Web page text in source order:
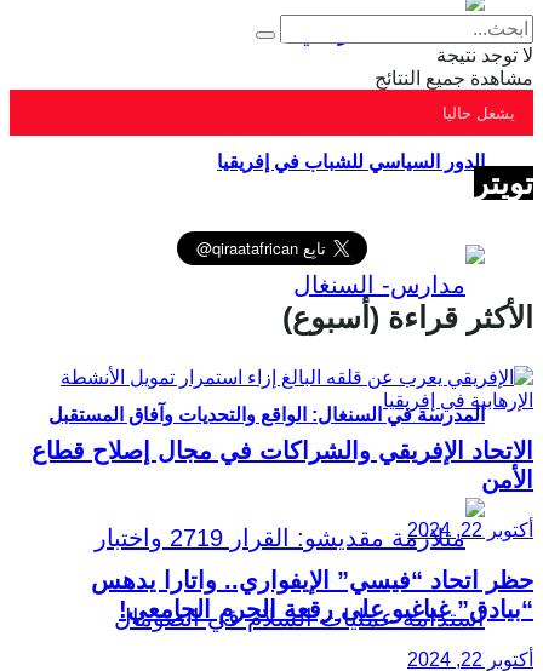
الدور السياسي للشباب في إفريقيا
المدرسة في السنغال: الواقع والتحديات وآفاق المستقبل
لا توجد نتيجة
مشاهدة جميع النتائج
يشغل حاليا
تويتر
الأكثر قراءة (أسبوع)
الاتحاد الإفريقي والشراكات في مجال إصلاح قطاع
الأمن
أكتوبر 22, 2024
حظر اتحاد “فيسي” الإيفواري.. واتارا يدهس
“بيادق” غباغبو على رقعة الحرم الجامعي!
أكتوبر 22, 2024